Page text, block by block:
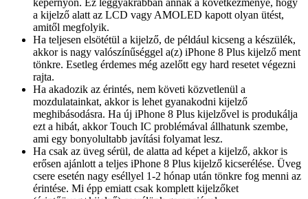
képernyőn. Ez leggyakrabban annak a következménye, hogy
a kijelző alatt az LCD vagy AMOLED kapott olyan ütést,
amitől megfolyik.
Ha teljesen elsötétül a kijelző, de például kicseng a készülék,
akkor is nagy valószínűséggel a(z) iPhone 8 Plus kijelző ment
tönkre. Esetleg érdemes még azelőtt egy hard resetet végezni
rajta.
Ha akadozik az érintés, nem követi közvetlenül a
mozdulatainkat, akkor is lehet gyanakodni kijelző
meghibásodásra. Ha új iPhone 8 Plus kijelzővel is produkálja
ezt a hibát, akkor Touch IC problémával állhatunk szembe,
ami egy bonyolultabb javítási folyamat lesz.
Ha csak az üveg sérül, de alatta ad képet a kijelző, akkor is
erősen ajánlott a teljes iPhone 8 Plus kijelző kicserélése. Üveg
csere esetén nagy eséllyel 1-2 hónap után tönkre fog menni az
érintése. Mi épp emiatt csak komplett kijelzőket